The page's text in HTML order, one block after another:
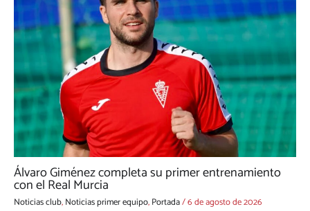
Álvaro Giménez completa su primer entrenamiento
con el Real Murcia
Noticias club,Noticias primer equipo,Portada/6 de agosto de 2026